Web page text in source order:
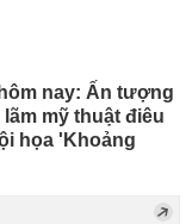
nay: Ấn tượng
mỹ thuật điêu
họa 'Khoảng